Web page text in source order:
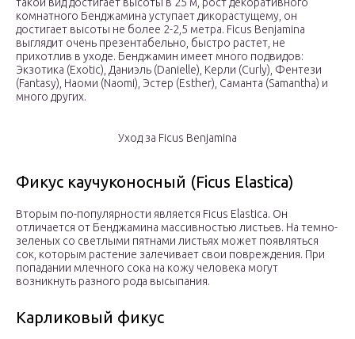
комнатного Бенджамина уступает дикорастущему, он
достигает высоты не более 2-2,5 метра. Ficus Benjamina
выглядит очень презентабельно, быстро растет, не
прихотлив в уходе. Бенджамин имеет много подвидов:
Экзотика (Exotic), Даниэль (Danielle), Керли (Curly), Фентези
(Fantasy), Наоми (Naomi), Эстер (Esther), Саманта (Samantha) и
много других.
Уход за Ficus Benjamina
Фикус каучуконосный (Ficus Elastica)
Вторым по-популярности является Ficus Elastica. Он
отличается от Бенджамина массивностью листьев. На темно-
зеленых со светлыми пятнами листьях может появляться
сок, которым растение залечивает свои повреждения. При
попадании млечного сока на кожу человека могут
возникнуть разного рода высыпания.
Карликовый фикус